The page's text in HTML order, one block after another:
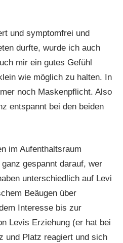
und symptomfrei und
durfte, wurde ich auch
mir ein gutes Gefühl
wie möglich zu halten. In
noch Maskenpflicht. Also
entspannt bei den beiden
im Aufenthaltsraum
gespannt darauf, wer
unterschiedlich auf Levi
Beäugen über
Interesse bis zur
Levis Erziehung (er hat bei
und Platz reagiert und sich